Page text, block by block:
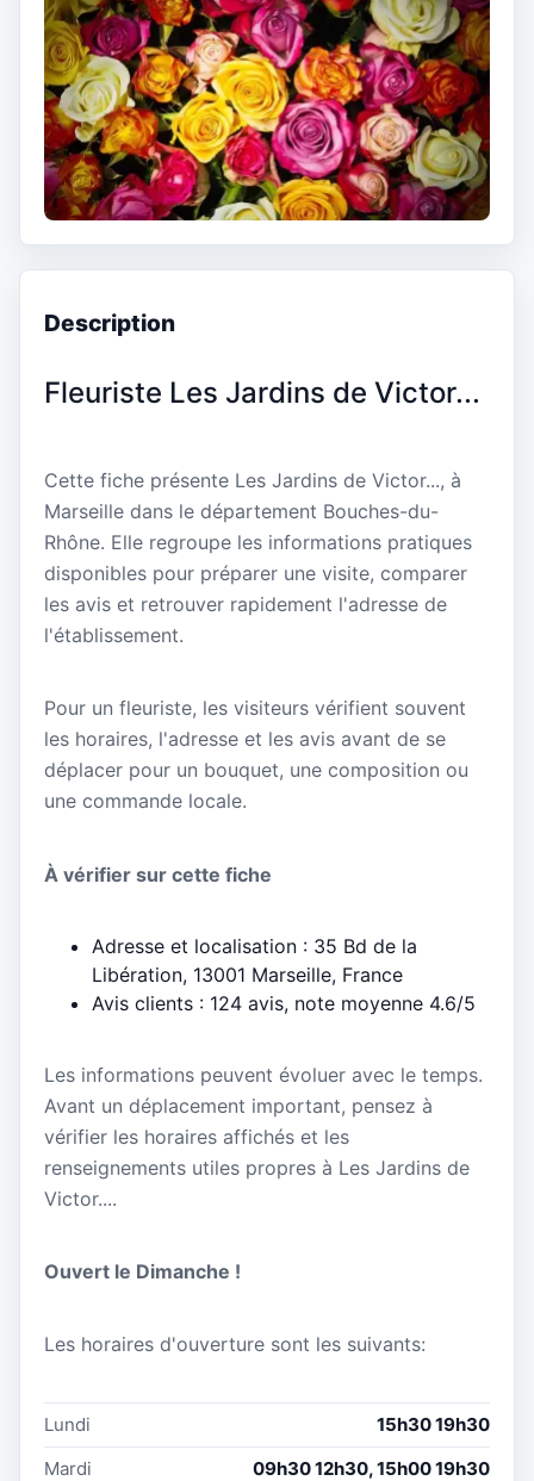
Description
Fleuriste Les Jardins de Victor...
Cette fiche présente Les Jardins de Victor..., à
Marseille dans le département Bouches-du-
Rhône. Elle regroupe les informations pratiques
disponibles pour préparer une visite, comparer
les avis et retrouver rapidement l'adresse de
l'établissement.
Pour un fleuriste, les visiteurs vérifient souvent
les horaires, l'adresse et les avis avant de se
déplacer pour un bouquet, une composition ou
une commande locale.
À vérifier sur cette fiche
Adresse et localisation : 35 Bd de la
Libération, 13001 Marseille, France
Avis clients : 124 avis, note moyenne 4.6/5
Les informations peuvent évoluer avec le temps.
Avant un déplacement important, pensez à
vérifier les horaires affichés et les
renseignements utiles propres à Les Jardins de
Victor....
Ouvert le Dimanche !
Les horaires d'ouverture sont les suivants:
Lundi
15h30 19h30
Mardi
09h30 12h30, 15h00 19h30